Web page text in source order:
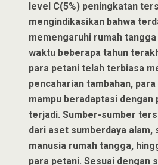
level C(5%) peningkatan
mengindikasikan bahwa
memengaruhi rumah
waktu beberapa tahun
para petani telah terbiasa
pencaharian tambahan,
mampu beradaptasi dengan
terjadi. Sumber-sumber
dari aset sumberdaya alam,
manusia rumah tangga,
para petani. Sesuai dengan